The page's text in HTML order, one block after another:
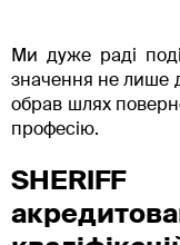
Ми дуже раді
значення не лише
обрав шлях
професію.
SHERIFF